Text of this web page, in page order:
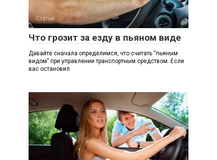
Статьи
Что грозит за езду в пьяном виде
Давайте сначала определимся, что считать “пьяным
видом” при управлении транспортным средством. Если
вас остановил